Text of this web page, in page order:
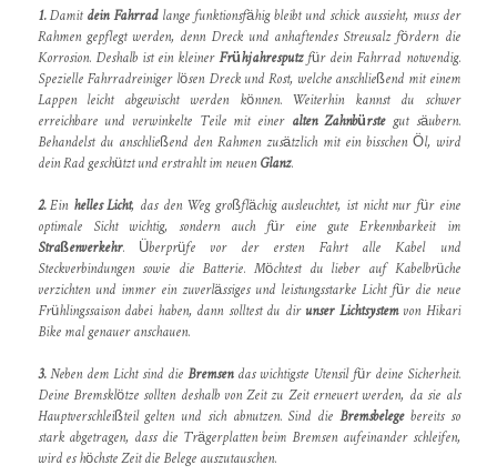
1.Damitdein Fahrradlange funktionsfähig bleibt und schick aussieht, muss der
Rahmen gepflegt werden, denn Dreck und anhaftendes Streusalz fördern die
Korrosion. Deshalb ist ein kleinerFrühjahresputzfür dein Fahrrad notwendig.
Spezielle Fahrradreiniger lösen Dreck und Rost, welche anschließend mit einem
Lappen leicht abgewischt werden können. Weiterhin kannst du schwer
erreichbare und verwinkelte Teile mit einer alten Zahnbürstegut säubern.
Behandelst du anschließend den Rahmen zusätzlich mit ein bisschen Öl, wird
dein Rad geschützt und erstrahlt im neuenGlanz.
2.Einhelles Licht, das den Weg großflächig ausleuchtet, ist nicht nur für eine
optimale Sicht wichtig, sondern auch für eine gute Erkennbarkeit im
Straßenverkehr. Überprüfe vor der ersten Fahrt alle Kabel und
Steckverbindungen sowie die Batterie. Möchtest du lieber auf Kabelbrüche
verzichten und immer ein zuverlässiges und leistungsstarke Licht für die neue
Frühlingssaison dabei haben, dann solltest du dirunser Lichtsystemvon Hikari
Bike mal genauer anschauen.
3.Neben dem Licht sind dieBremsendas wichtigste Utensil für deine Sicherheit.
Deine Bremsklötze sollten deshalb von Zeit zu Zeit erneuert werden, da sie als
Hauptverschleißteil gelten und sich abnutzen. Sind die Bremsbelegebereits so
stark abgetragen, dass die Trägerplatten beim Bremsen aufeinander schleifen,
wird es höchste Zeit die Belege auszutauschen.